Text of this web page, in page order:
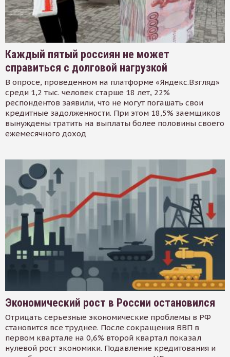
Каждый пятый россиян не может
справиться с долговой нагрузкой
В опросе, проведенном на платформе «Яндекс.Взгляд»
среди 1,2 тыс. человек старше 18 лет, 22%
респондентов заявили, что не могут погашать свои
кредитные задолженности. При этом 18,5% заемщиков
вынуждены тратить на выплаты более половины своего
ежемесячного доход
Экономический рост в России остановился
Отрицать серьезные экономические проблемы в РФ
становится все труднее. После сокращения ВВП в
первом квартале на 0,6% второй квартал показал
нулевой рост экономики. Подавление кредитования и